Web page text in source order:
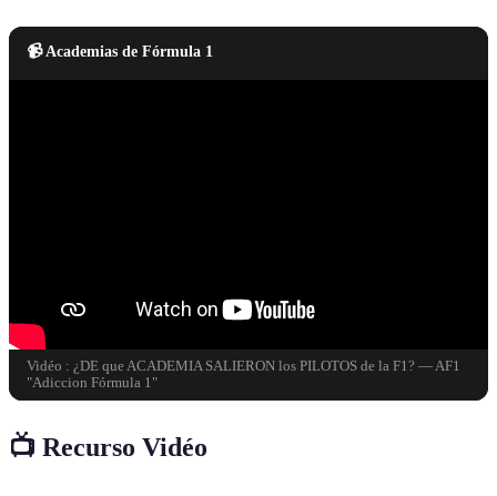
📹 Academias de Fórmula 1
Vidéo : ¿DE que ACADEMIA SALIERON los PILOTOS de la F1? — AF1
"Adiccion Fórmula 1"
📺 Recurso Vidéo